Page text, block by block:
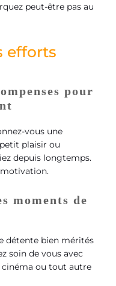
peut-être pas au
efforts
pour
vous une
plaisir ou
depuis longtemps.
moments de
détente bien mérités
soin de vous avec
cinéma ou tout autre